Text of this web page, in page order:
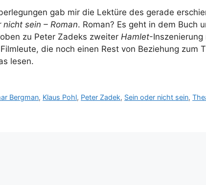
gab mir die Lektüre des gerade
nicht sein – Roman. Roman? Es geht in dem Buch
zu Peter Zadeks zweiter Hamlet-Inszenierung
die noch einen Rest von Beziehung zum
lesen.
Bergman, Klaus Pohl, Peter Zadek, Sein oder nicht sein,